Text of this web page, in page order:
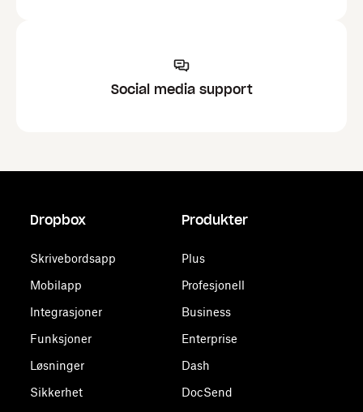
Social media support
Dropbox
Skrivebordsapp
Mobilapp
Integrasjoner
Funksjoner
Løsninger
Sikkerhet
Produkter
Plus
Profesjonell
Business
Enterprise
Dash
DocSend